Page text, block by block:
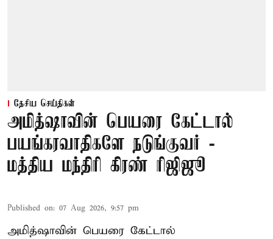
தேசிய செய்திகள்
அமித்ஷாவின் பெயரை கேட்டால்
பயங்கரவாதிகளே நடுங்குவர் -
மத்திய மந்திரி கிரண் ரிஜிஜூ
Published on: 07 Aug 2026, 9:57 pm
அமித்ஷாவின் பெயரை கேட்டால்